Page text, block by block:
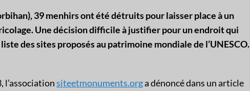
39 menhirs ont été détruits pour laisser place à un
Une décision difficile à justifier pour un endroit qui
des sites proposés au patrimoine mondiale de l’UNESCO.
l’associationsiteetmonuments.orga dénoncé dans un article